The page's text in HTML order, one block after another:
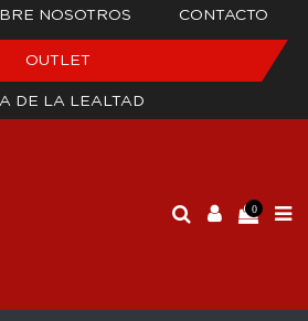
NOSOTROS CONTACTO
OUTLET
DE LA LEALTAD
0